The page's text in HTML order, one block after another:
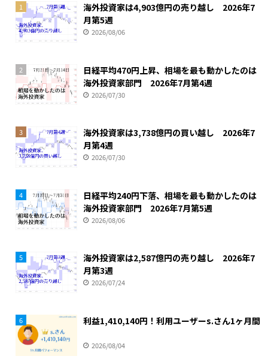
1
海外投資家は4,903億円の売り越し 2026年7
月第5週
2026/08/06
2
日経平均470円上昇、相場を最も動かしたのは
海外投資家部門 2026年7月第4週
2026/07/30
3
海外投資家は3,738億円の買い越し 2026年7
月第4週
2026/07/30
4
日経平均240円下落、相場を最も動かしたのは
海外投資家部門 2026年7月第5週
2026/08/06
5
海外投資家は2,587億円の売り越し 2026年7
月第3週
2026/07/24
6 利益1,410,140円！利用ユーザーs.さん1ヶ月間
2026/08/04